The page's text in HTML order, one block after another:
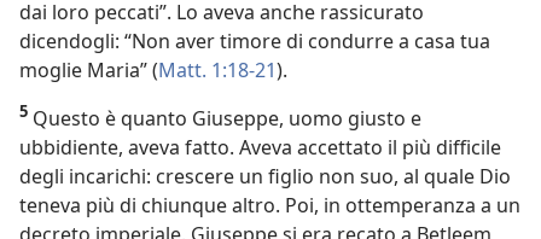
dai loro peccati”. Lo aveva anche rassicurato
dicendogli: “Non aver timore di condurre a casa tua
moglie Maria” (Matt. 1:18-21).
5 Questo è quanto Giuseppe, uomo giusto e
ubbidiente, aveva fatto. Aveva accettato il più difficile
degli incarichi: crescere un figlio non suo, al quale Dio
teneva più di chiunque altro. Poi, in ottemperanza a un